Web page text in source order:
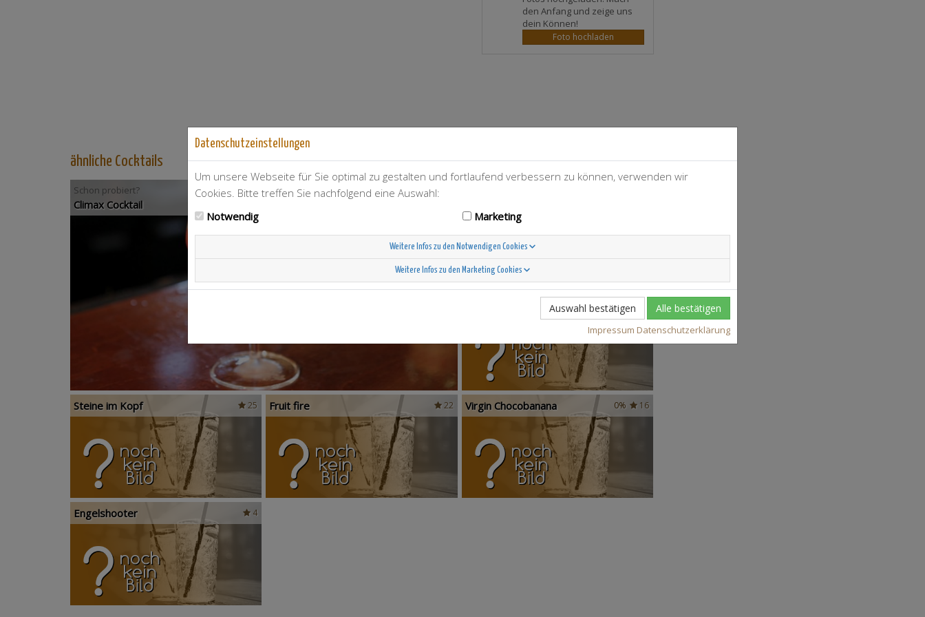
den Anfang und zeige uns
dein Können!
Foto hochladen
ähnliche Cocktails
Schon probiert?
Climax Cocktail
37
Scandinavian Sunshine
25
Steine im Kopf 22
Fruit fire 16
0%
Virgin Chocobanana
4
Engelshooter
Datenschutzeinstellungen
Um unsere Webseite für Sie optimal zu gestalten und fortlaufend verbessern zu können, verwenden wir
Cookies. Bitte treffen Sie nachfolgend eine Auswahl:
Notwendig
Marketing
Weitere Infos zu den Notwendigen Cookies
Weitere Infos zu den Marketing Cookies
Auswahl bestätigen Alle bestätigen
Impressum Datenschutzerklärung